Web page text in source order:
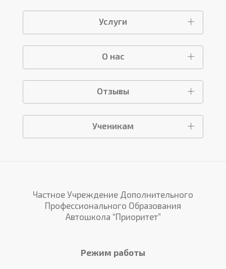
Услуги
О нас
Отзывы
Ученикам
Частное Учреждение Дополнительного
Профессионального Образования
Автошкола “Приоритет”
Режим работы